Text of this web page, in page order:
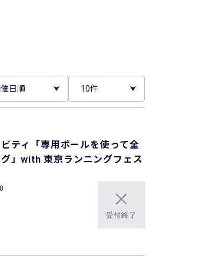
ティ「専用ポールを使って全
」with 東京ランニングフェス
受付終了